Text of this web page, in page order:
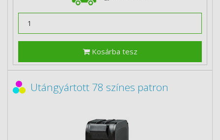
Kosárba tesz
Utángyártott 78 színes patron